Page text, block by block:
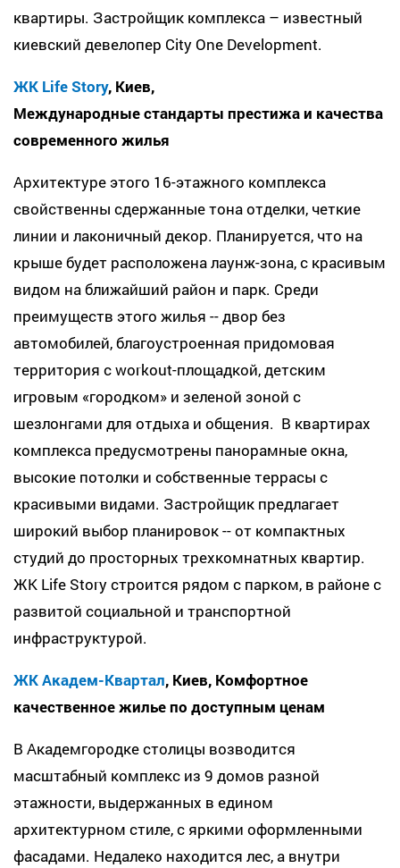
квартиры. Застройщик комплекса – известный
киевский девелопер City One Development.
ЖК Life Story, Киев,
Международные стандарты престижа и качества
современного жилья
Архитектуре этого 16-этажного комплекса
свойственны сдержанные тона отделки, четкие
линии и лаконичный декор. Планируется, что на
крыше будет расположена лаунж-зона, с красивым
видом на ближайший район и парк. Среди
преимуществ этого жилья -- двор без
автомобилей, благоустроенная придомовая
территория с workout-площадкой, детским
игровым «городком» и зеленой зоной с
шезлонгами для отдыха и общения. В квартирах
комплекса предусмотрены панорамные окна,
высокие потолки и собственные террасы с
красивыми видами. Застройщик предлагает
широкий выбор планировок -- от компактных
студий до просторных трехкомнатных квартир.
ЖК Life Story строится рядом с парком, в районе с
развитой социальной и транспортной
инфраструктурой.
ЖК Академ-Квартал, Киев, Комфортное
качественное жилье по доступным ценам
В Академгородке столицы возводится
масштабный комплекс из 9 домов разной
этажности, выдержанных в едином
архитектурном стиле, с яркими оформленными
фасадами. Недалеко находится лес, а внутри